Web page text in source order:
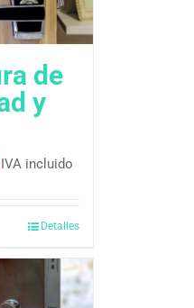
de
y
IVA incluido
Detalles